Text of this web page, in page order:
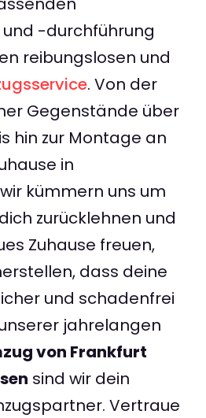
-durchführung
reibungslosen und
. Von der
Gegenstände über
hin zur Montage an
in
kümmern uns um
zurücklehnen und
Zuhause freuen,
dass deine
und schadenfrei
jahrelangen
von Frankfurt
sind wir dein
Vertraue